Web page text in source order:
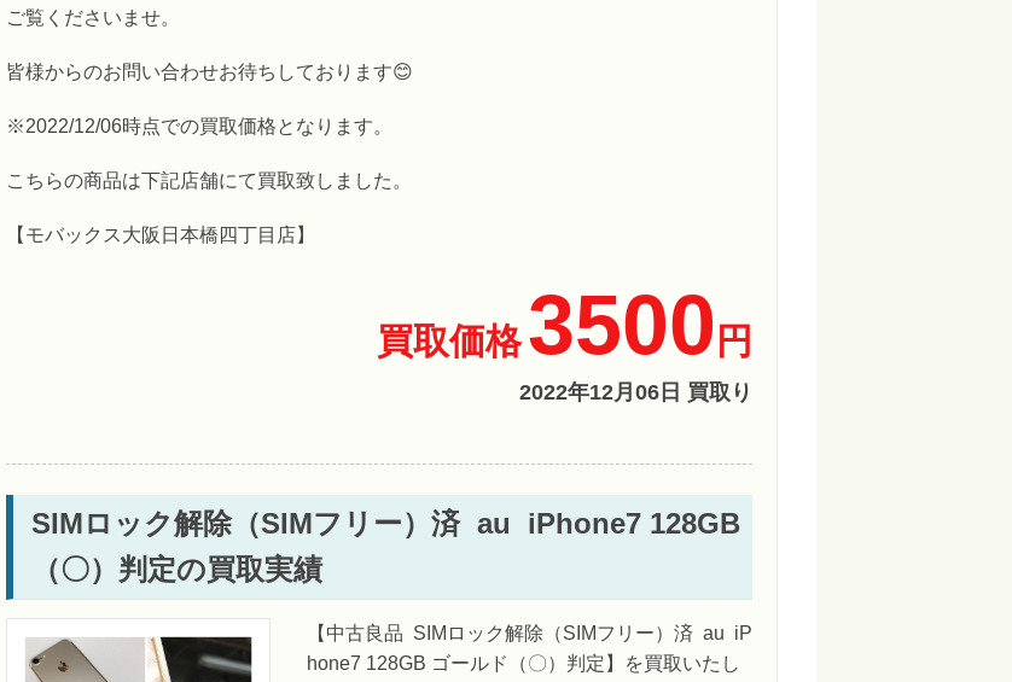
ご覧くださいませ。
皆様からのお問い合わせお待ちしております😊
※2022/12/06時点での買取価格となります。
こちらの商品は下記店舗にて買取致しました。
【モバックス大阪日本橋四丁目店】
買取価格3500 円
2022年12月06日 買取り
SIMロック解除（SIMフリー）済 au iPhone7 128GB
（〇）判定の買取実績
【中古良品 SIMロック解除（SIMフリー）済 au iP
hone7 128GB ゴールド（〇）判定】を買取いたし